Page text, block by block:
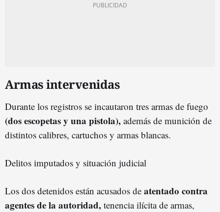
Armas intervenidas
Durante los registros se incautaron tres armas de fuego
(dos escopetas y una pistola), además de munición de
distintos calibres, cartuchos y armas blancas.
Delitos imputados y situación judicial
Los dos detenidos están acusados de atentado contra
agentes de la autoridad, tenencia ilícita de armas,